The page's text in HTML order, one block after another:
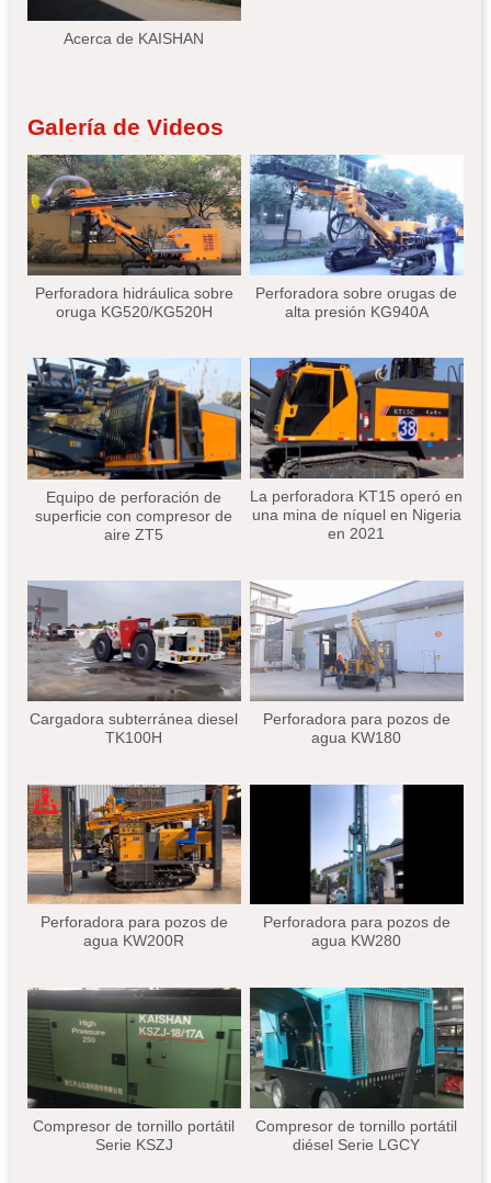
Acerca de KAISHAN
Galería de Videos
Perforadora hidráulica sobre
oruga KG520/KG520H
Perforadora sobre orugas de
alta presión KG940A
Equipo de perforación de
superficie con compresor de
aire ZT5
La perforadora KT15 operó en
una mina de níquel en Nigeria
en 2021
Cargadora subterránea diesel
TK100H
Perforadora para pozos de
agua KW180
Perforadora para pozos de
agua KW200R
Perforadora para pozos de
agua KW280
Compresor de tornillo portátil
Serie KSZJ
Compresor de tornillo portátil
diésel Serie LGCY